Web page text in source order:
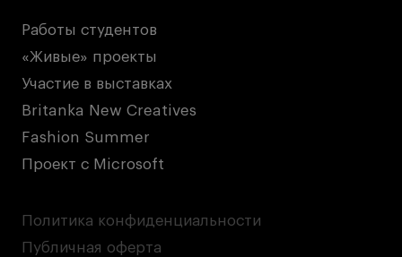
Работы студентов
«Живые» проекты
Участие в выставках
Britanka New Creatives
Fashion Summer
Проект с Microsoft
Политика конфиденциальности
Публичная оферта